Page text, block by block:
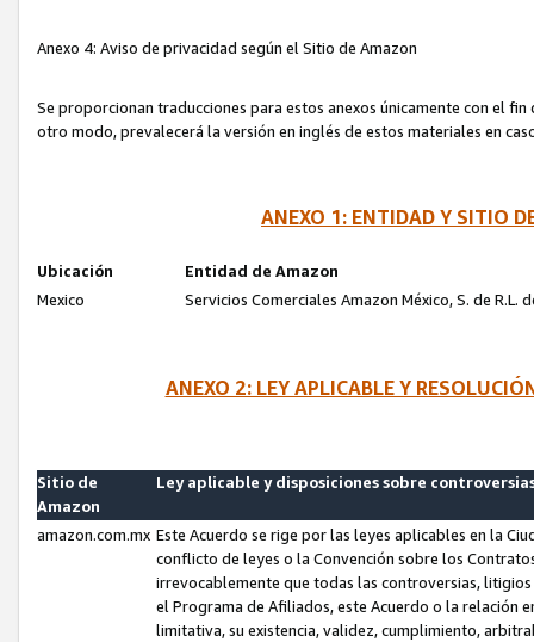
Anexo 4: Aviso de privacidad según el Sitio de Amazon
Se proporcionan traducciones para estos anexos únicamente con el
otro modo, prevalecerá la versión en inglés de estos materiales en
ANEXO 1: ENTIDAD Y SITIO
Ubicación
Entidad de Amazon
Mexico
Servicios Comerciales Amazon México, S. de R.L.
ANEXO 2: LEY APLICABLE Y
Sitio de
Amazon
Ley aplicable y disposiciones sobre
amazon.com.mx Este Acuerdo se rige por las leyes aplicables en la
conflicto de leyes o la Convención sobre los
irrevocablemente que todas las controversias,
el Programa de Afiliados, este Acuerdo o la relación
limitativa, su existencia, validez, cumplimiento,